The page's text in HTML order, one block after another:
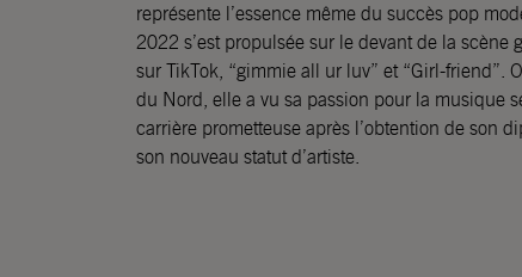
représente l’essence même du succès pop
2022 s’est propulsée sur le devant de la scène
sur TikTok, “gimmie all ur luv” et “Girl-friend”.
du Nord, elle a vu sa passion pour la musique
carrière prometteuse après l’obtention de son
son nouveau statut d’artiste.